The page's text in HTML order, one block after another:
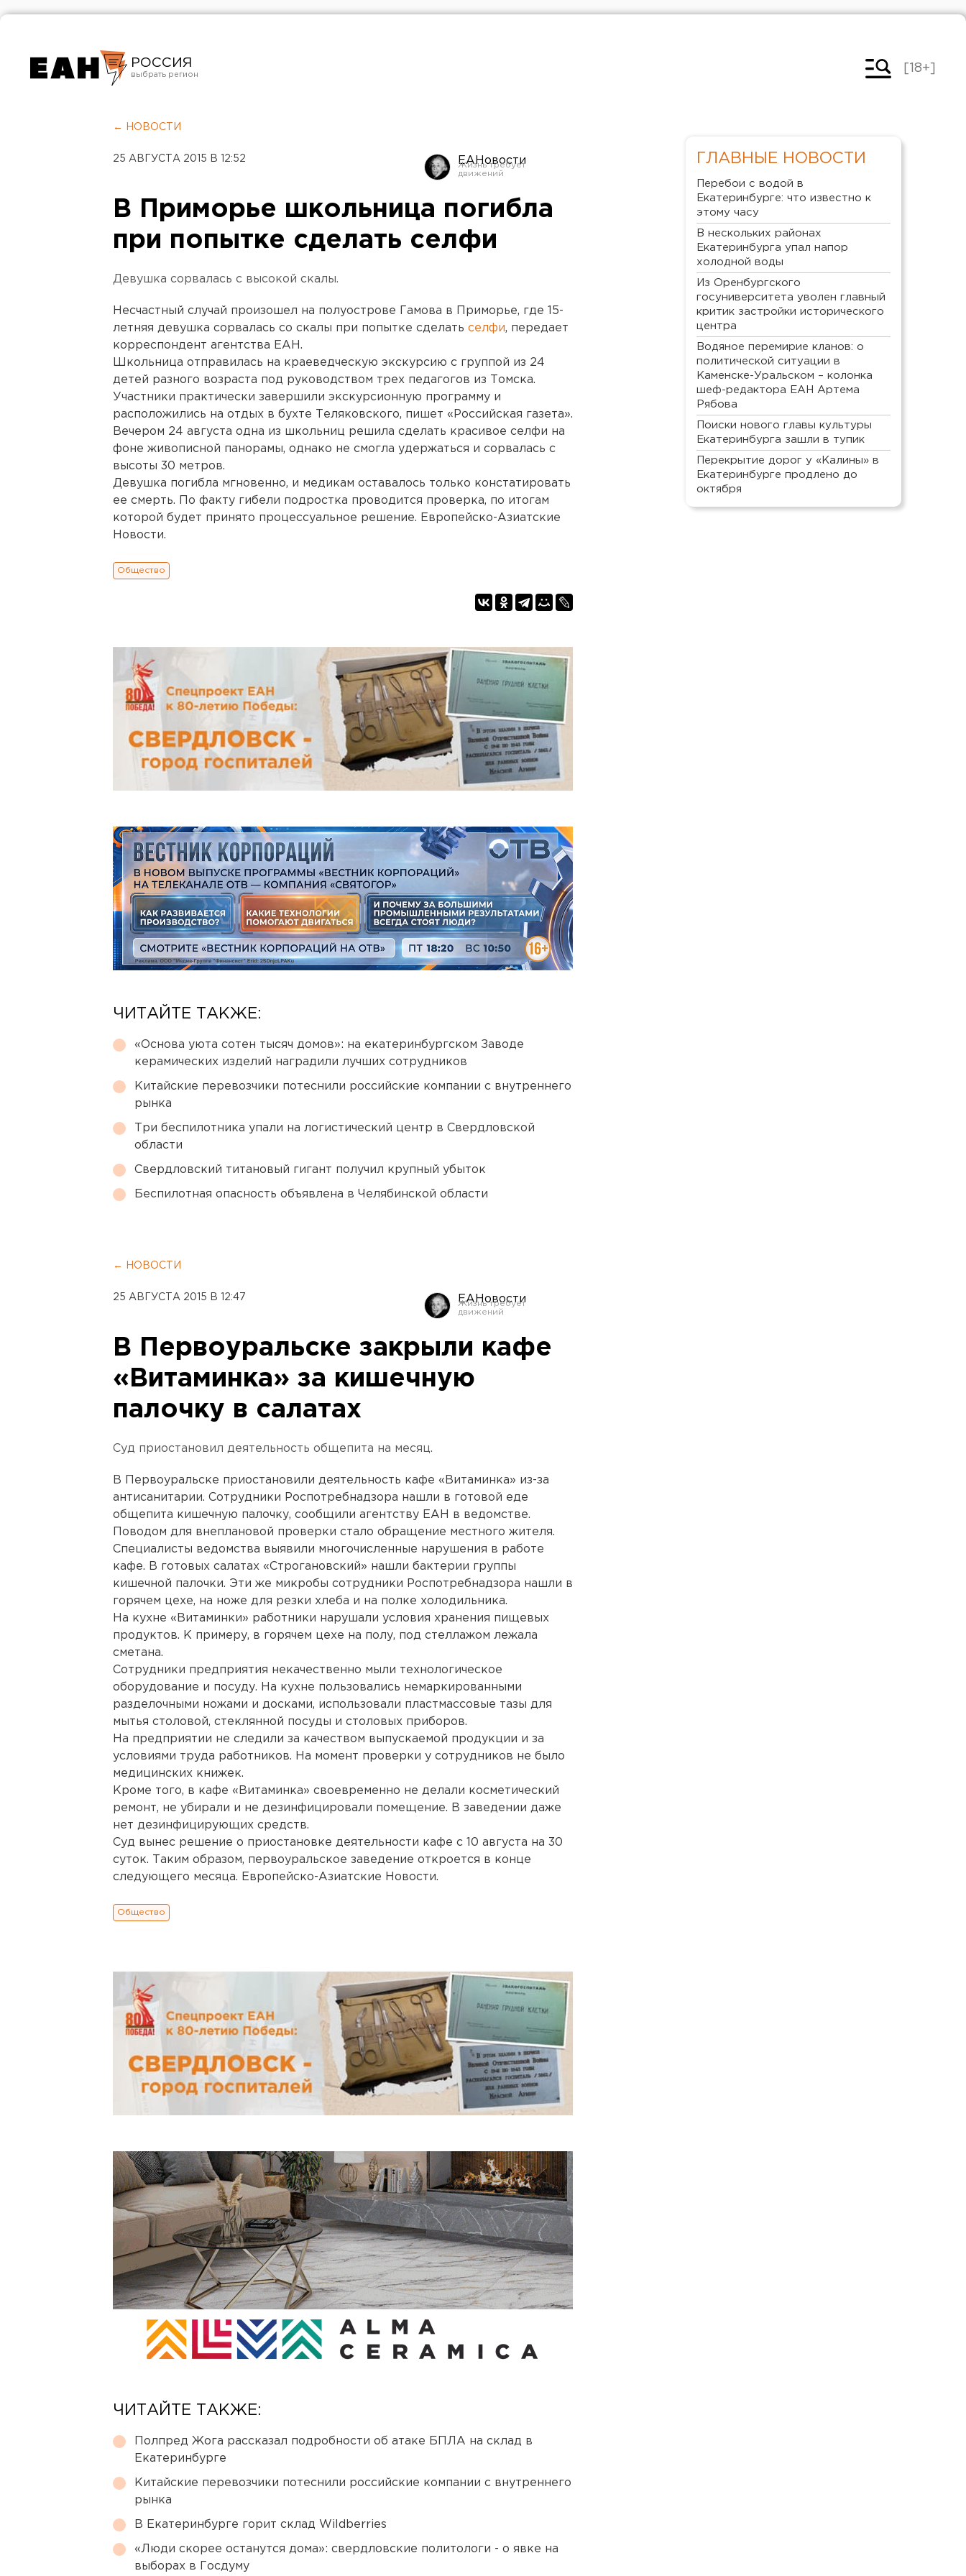
РОССИЯ
Челябинск
[18+]
← НОВОСТИ
25 АВГУСТА 2015 В 12:52 ЕАНовости
В Приморье школьница погибла
при попытке сделать селфи
Девушка сорвалась с высокой скалы.
Несчастный случай произошел на полуострове Гамова в Приморье, где 15-
летняя девушка сорвалась со скалы при попытке сделать селфи, передает
корреспондент агентства ЕАН.
Школьница отправилась на краеведческую экскурсию с группой из 24
детей разного возраста под руководством трех педагогов из Томска.
Участники практически завершили экскурсионную программу и
расположились на отдых в бухте Теляковского, пишет «Российская газета».
Вечером 24 августа одна из школьниц решила сделать красивое селфи на
фоне живописной панорамы, однако не смогла удержаться и сорвалась с
высоты 30 метров.
Девушка погибла мгновенно, и медикам оставалось только констатировать
ее смерть. По факту гибели подростка проводится проверка, по итогам
которой будет принято процессуальное решение. Европейско-Азиатские
Новости.
Общество
ЧИТАЙТЕ ТАКЖЕ:
«Основа уюта сотен тысяч домов»: на екатеринбургском Заводе
керамических изделий наградили лучших сотрудников
Китайские перевозчики потеснили российские компании с внутреннего
рынка
Три беспилотника упали на логистический центр в Свердловской
области
Свердловский титановый гигант получил крупный убыток
Беспилотная опасность объявлена в Челябинской области
← НОВОСТИ
25 АВГУСТА 2015 В 12:47 ЕАНовости
В Первоуральске закрыли кафе
«Витаминка» за кишечную
палочку в салатах
Суд приостановил деятельность общепита на месяц.
В Первоуральске приостановили деятельность кафе «Витаминка» из-за
антисанитарии. Сотрудники Роспотребнадзора нашли в готовой еде
общепита кишечную палочку, сообщили агентству ЕАН в ведомстве.
Поводом для внеплановой проверки стало обращение местного жителя.
Специалисты ведомства выявили многочисленные нарушения в работе
кафе. В готовых салатах «Строгановский» нашли бактерии группы
кишечной палочки. Эти же микробы сотрудники Роспотребнадзора нашли в
горячем цехе, на ноже для резки хлеба и на полке холодильника.
На кухне «Витаминки» работники нарушали условия хранения пищевых
продуктов. К примеру, в горячем цехе на полу, под стеллажом лежала
сметана.
Сотрудники предприятия некачественно мыли технологическое
оборудование и посуду. На кухне пользовались немаркированными
разделочными ножами и досками, использовали пластмассовые тазы для
мытья столовой, стеклянной посуды и столовых приборов.
На предприятии не следили за качеством выпускаемой продукции и за
условиями труда работников. На момент проверки у сотрудников не было
медицинских книжек.
Кроме того, в кафе «Витаминка» своевременно не делали косметический
ремонт, не убирали и не дезинфицировали помещение. В заведении даже
нет дезинфицирующих средств.
Суд вынес решение о приостановке деятельности кафе с 10 августа на 30
суток. Таким образом, первоуральское заведение откроется в конце
следующего месяца. Европейско-Азиатские Новости.
Общество
ЧИТАЙТЕ ТАКЖЕ:
Полпред Жога рассказал подробности об атаке БПЛА на склад в
Екатеринбурге
Китайские перевозчики потеснили российские компании с внутреннего
рынка
В Екатеринбурге горит склад Wildberries
«Люди скорее останутся дома»: свердловские политологи - о явке на
выборах в Госдуму
ГЛАВНЫЕ НОВОСТИ
Перебои с водой в
Екатеринбурге: что известно к
этому часу
В нескольких районах
Екатеринбурга упал напор
холодной воды
Из Оренбургского
госуниверситета уволен главный
критик застройки исторического
центра
Водяное перемирие кланов: о
политической ситуации в
Каменске-Уральском – колонка
шеф-редактора ЕАН Артема
Рябова
Поиски нового главы культуры
Екатеринбурга зашли в тупик
Перекрытие дорог у «Калины» в
Екатеринбурге продлено до
октября